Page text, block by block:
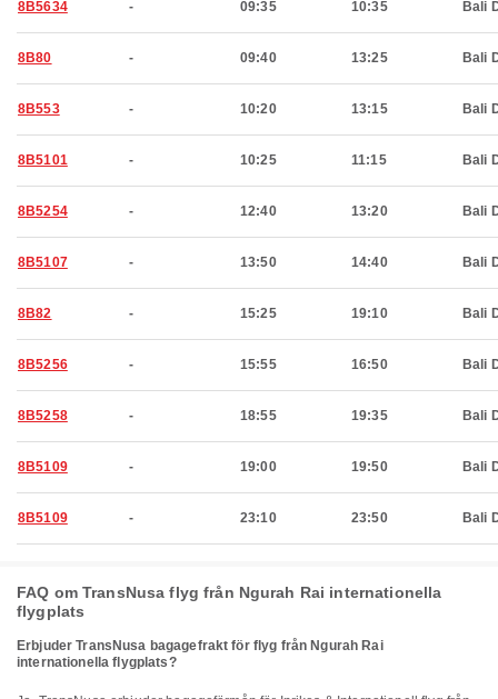
8B5634 - 09:35 10:35 Bali
8B80 - 09:40 13:25 Bali
8B553 - 10:20 13:15 Bali
8B5101 - 10:25 11:15 Bali
8B5254 - 12:40 13:20 Bali
8B5107 - 13:50 14:40 Bali
8B82 - 15:25 19:10 Bali
8B5256 - 15:55 16:50 Bali
8B5258 - 18:55 19:35 Bali
8B5109 - 19:00 19:50 Bali
8B5109 - 23:10 23:50 Bali
FAQ om TransNusa flyg från Ngurah Rai internationella
flygplats
Erbjuder TransNusa bagagefrakt för flyg från Ngurah Rai
internationella flygplats?